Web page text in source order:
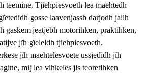
teemine. Tjiehpiesvoeth lea maehtedh
gosse laavenjassh darjodh jallh
gaskem jeatjebh motorihken, praktihken,
jïh gïeleldh tjiehpiesvoeth.
jïh maehtelesvoete ussjedidh jïh
mij lea vihkeles jis teoretihken